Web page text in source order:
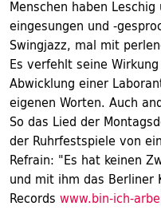
Menschen haben
eingesungen und -
Swingjazz, mal mit
Es verfehlt seine
Abwicklung einer
eigenen Worten. Auch
So das Lied der
der Ruhrfestspiele von
Refrain: "Es hat keinen
und mit ihm das Berliner
Records www.bin-ich-